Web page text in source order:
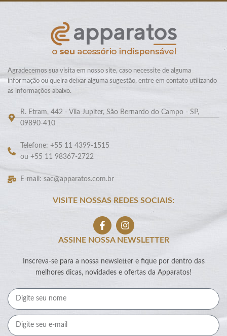
Agradecemos sua visita em nosso site, caso necessite de alguma
informação ou queira deixar alguma sugestão, entre em contato utilizando
as informações abaixo.
R. Etram, 442 - Vila Jupiter, São Bernardo do Campo - SP,
09890-410
Telefone: +55 11 4399-1515
ou +55 11 98367-2722
E-mail: sac@apparatos.com.br
VISITE NOSSAS REDES SOCIAIS:
ASSINE NOSSA NEWSLETTER
Inscreva-se para a nossa newsletter e fique por dentro das
melhores dicas, novidades e ofertas da Apparatos!